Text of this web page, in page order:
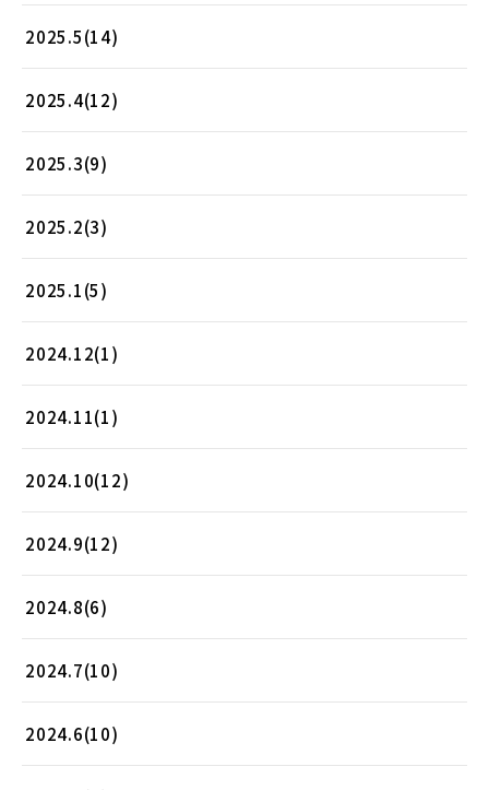
2025.5(14)
2025.4(12)
2025.3(9)
2025.2(3)
2025.1(5)
2024.12(1)
2024.11(1)
2024.10(12)
2024.9(12)
2024.8(6)
2024.7(10)
2024.6(10)